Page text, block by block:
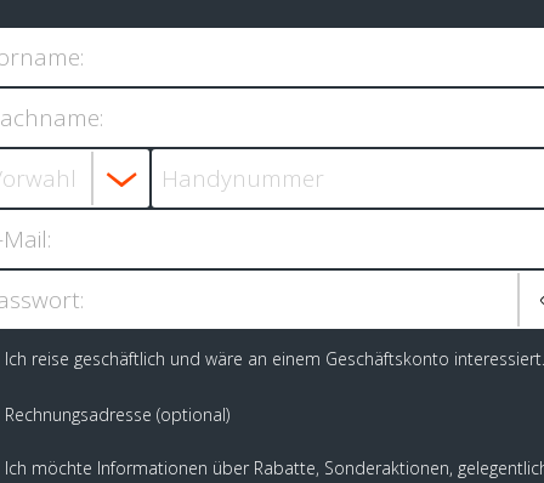
Ich reise geschäftlich und wäre an einem Geschäftskonto interessiert.
Rechnungsadresse (optional)
Ich möchte Informationen über Rabatte, Sonderaktionen,